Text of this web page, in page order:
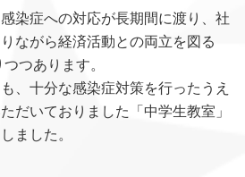
染症への対応が長期間に渡り、社
ながら経済活動との両立を図る
つあります。
、十分な感染症対策を行ったうえ
だいておりました「中学生教室」
ました。